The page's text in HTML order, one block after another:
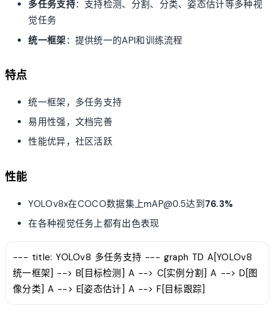
多任务支持：支持检测、分割、分类、姿态估计等多种视
觉任务
统一框架：提供统一的API和训练流程
特点
统一框架，多任务支持
易用性强，文档完善
性能优异，社区活跃
性能
YOLOv8x在COCO数据集上mAP@0.5达到76.3%
在各种视觉任务上都有出色表现
--- title: YOLOv8 多任务支持 --- graph TD A[YOLOv8
统一框架] --> B[目标检测] A --> C[实例分割] A --> D[图
像分类] A --> E[姿态估计] A --> F[目标跟踪]